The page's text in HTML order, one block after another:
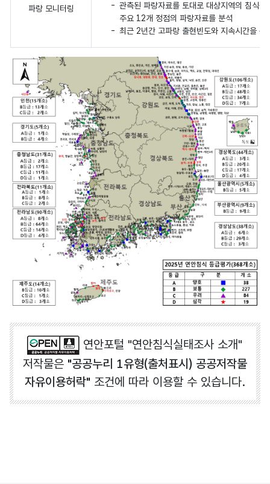
파랑 모니터링
관측된 파랑자료를 토대로 대상지역의 침식
주요 12개 정점의 파랑자료를 분석
최근 2년간 고파랑 출현빈도와 지속시간을
연안포털 "연안침식실태조사 소개"
저작물은"공공누리 1유형(출처표시) 공공저작물
자유이용허락" 조건에 따라 이용할 수 있습니다.